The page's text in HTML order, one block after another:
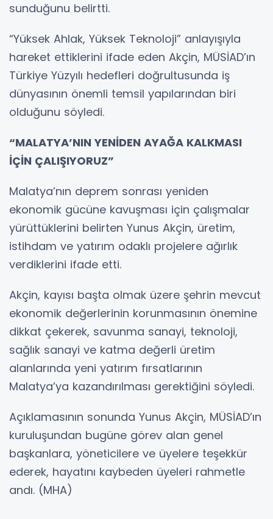
sunduğunu belirtti.
“Yüksek Ahlak, Yüksek Teknoloji” anlayışıyla
hareket ettiklerini ifade eden Akçin, MÜSİAD’ın
Türkiye Yüzyılı hedefleri doğrultusunda iş
dünyasının önemli temsil yapılarından biri
olduğunu söyledi.
“MALATYA’NIN YENİDEN AYAĞA KALKMASI
İÇİN ÇALIŞIYORUZ”
Malatya’nın deprem sonrası yeniden
ekonomik gücüne kavuşması için çalışmalar
yürüttüklerini belirten Yunus Akçin, üretim,
istihdam ve yatırım odaklı projelere ağırlık
verdiklerini ifade etti.
Akçin, kayısı başta olmak üzere şehrin mevcut
ekonomik değerlerinin korunmasının önemine
dikkat çekerek, savunma sanayi, teknoloji,
sağlık sanayi ve katma değerli üretim
alanlarında yeni yatırım fırsatlarının
Malatya’ya kazandırılması gerektiğini söyledi.
Açıklamasının sonunda Yunus Akçin, MÜSİAD’ın
kuruluşundan bugüne görev alan genel
başkanlara, yöneticilere ve üyelere teşekkür
ederek, hayatını kaybeden üyeleri rahmetle
andı. (MHA)